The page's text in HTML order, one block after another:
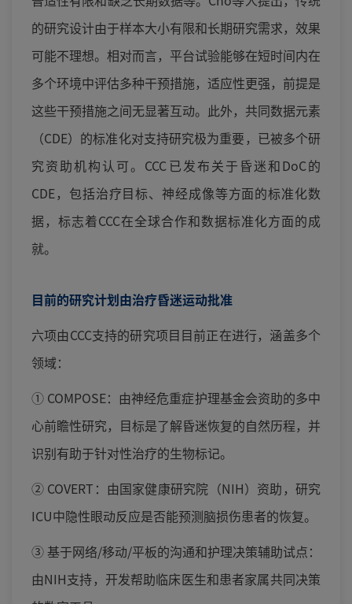
的研究设计由于样本大小有限和长期研究需求，效果
可能不理想。相对而言，平台试验能够在短时间内在
多个环境中评估多种干预措施，适应性更强，前提是
这些干预措施之间无显著互动。此外，共同数据元素
（CDE）的标准化对支持研究极为重要，已被多个研
究资助机构认可。CCC已发布关于昏迷和DoC的
CDE，包括治疗目标、神经成像等方面的标准化数
据，标志着CCC在全球合作和数据标准化方面的成
就。
目前的研究计划由治疗昏迷运动批准
六项由CCC支持的研究项目目前正在进行，涵盖多个
领域：
① COMPOSE：由神经危重症护理基金会资助的多中
心前瞻性研究，目标是了解昏迷恢复的自然历程，并
识别有助于针对性治疗的生物标记。
② COVERT：由国家健康研究院（NIH）资助，研究
ICU中隐性眼动反应是否能预测脑损伤患者的恢复。
③ 基于网络/移动/平板的沟通和护理决策辅助试点：
由NIH支持，开发帮助临床医生和患者家属共同决策